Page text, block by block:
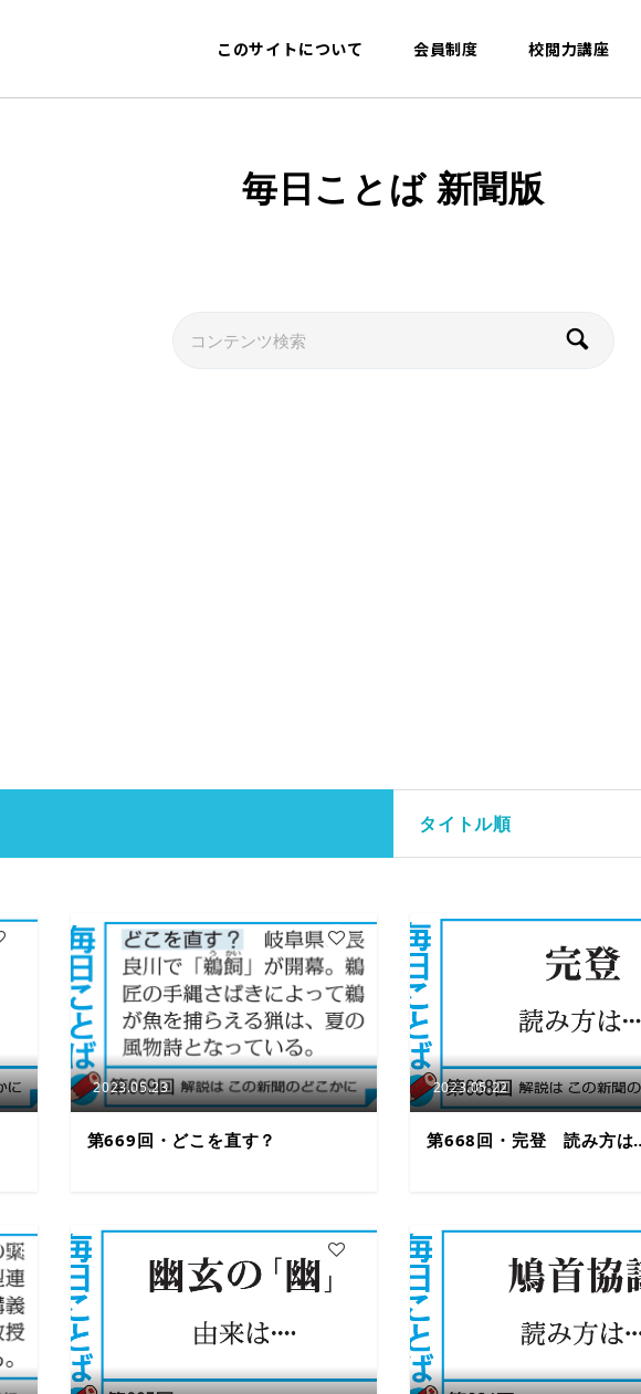
このサイトについて 会員制度 校閲力講座
毎日ことば 新聞版
タイトル順
2023.05.23
第669回・どこを直す？
7
2023.05.22
第668回・完登 読み方
11